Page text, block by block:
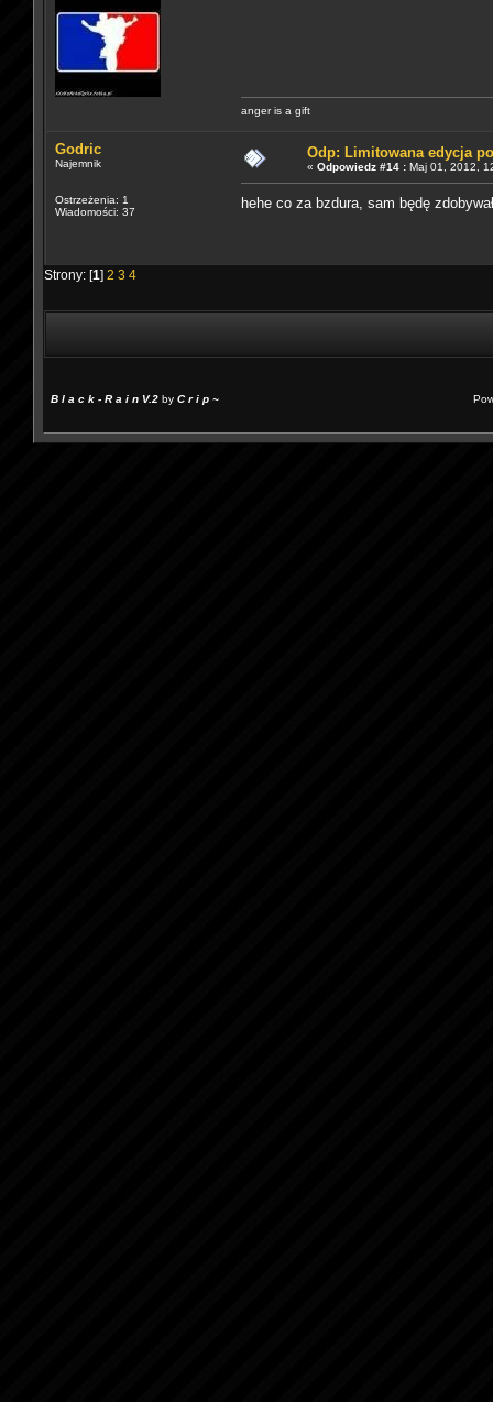
anger is a gift
Godric
Najemnik
Ostrzeżenia: 1
Wiadomości: 37
Odp: Limitowana edycja
« Odpowiedz #14 : Maj 01, 2012,
hehe co za bzdura, sam będę
Strony: [1] 2 3 4
B l a c k - R a i n V.2 by C r i p ~